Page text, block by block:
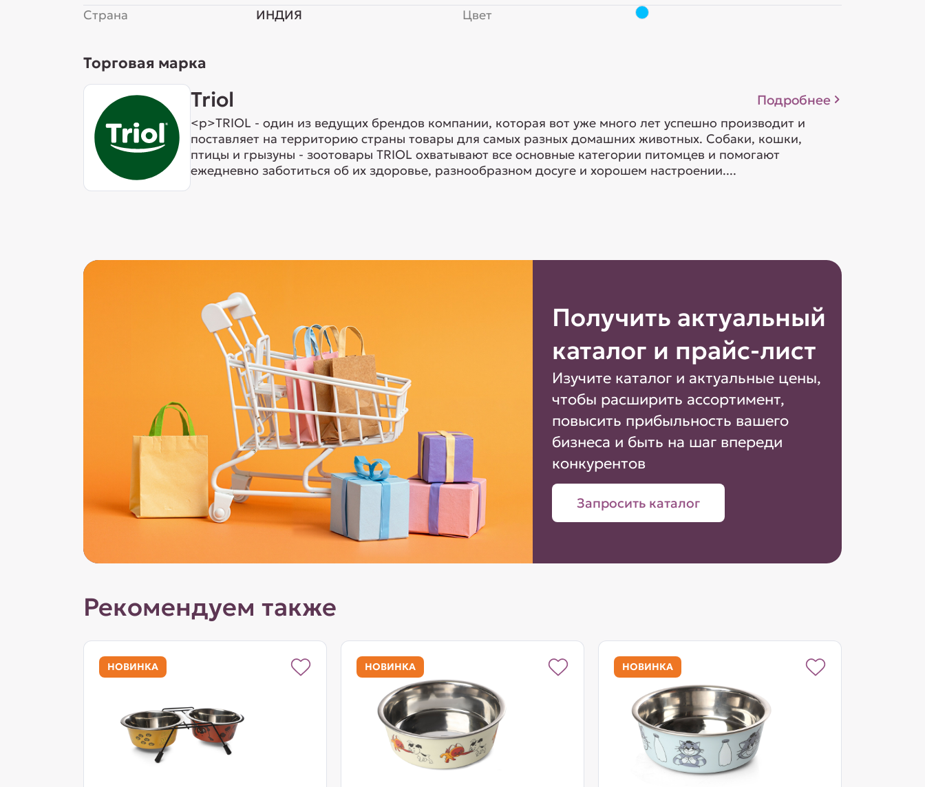
Страна
ИНДИЯ
Цвет
Торговая марка
Triol Подробнее
<p>TRIOL - один из ведущих брендов компании, которая вот уже много лет успешно производит и
поставляет на территорию страны товары для самых разных домашних животных. Собаки, кошки,
птицы и грызуны - зоотовары TRIOL охватывают все основные категории питомцев и помогают
ежедневно заботиться об их здоровье, разнообразном досуге и хорошем настроении....
Получить актуальный
каталог и прайс-лист
Изучите каталог и актуальные цены,
чтобы расширить ассортимент,
повысить прибыльность вашего
бизнеса и быть на шаг впереди
конкурентов
Запросить каталог
Рекомендуем также
НОВИНКА НОВИНКА НОВИНКА